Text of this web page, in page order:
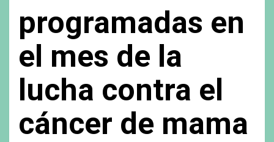
programadas en
el mes de la
lucha contra el
cáncer de mama